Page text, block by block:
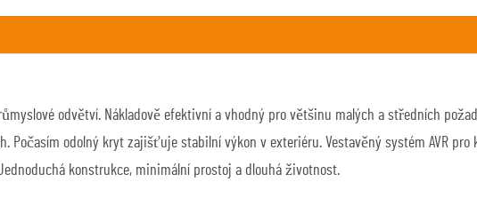
odvětví. Nákladově efektivní a vhodný pro většinu malých a středních
Počasím odolný kryt zajišťuje stabilní výkon v exteriéru. Vestavěný systém AVR
konstrukce, minimální prostoj a dlouhá životnost.